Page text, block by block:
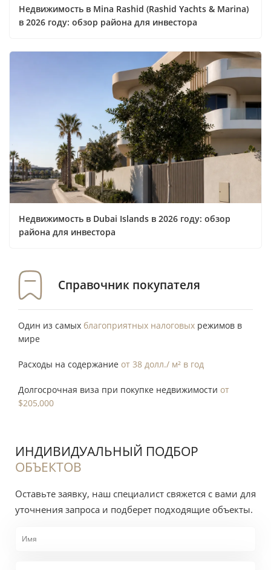
Справочник покупателя
Один из самых благоприятных налоговых режимов в
мире
Расходы на содержание от 38 долл./ м² в год
Долгосрочная виза при покупке недвижимости от
$205,000
Недвижимость в Mina Rashid (Rashid Yachts & Marina)
в 2026 году: обзор района для инвестора
Недвижимость в Dubai Islands в 2026 году: обзор
района для инвестора
ИНДИВИДУАЛЬНЫЙ ПОДБОР
ОБЪЕКТОВ
Оставьте заявку, наш специалист свяжется с вами для
уточнения запроса и подберет подходящие объекты.